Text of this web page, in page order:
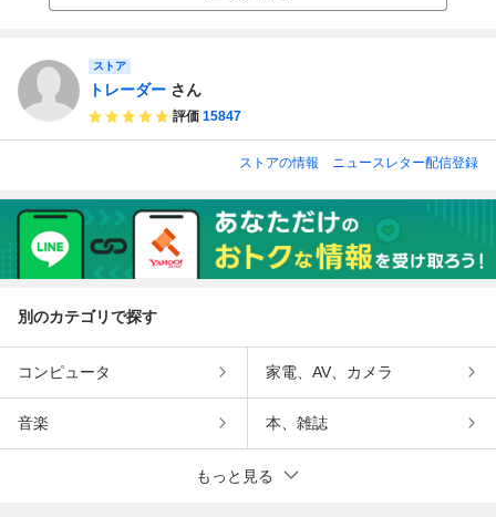
ストア
トレーダー さん
評価 15847
ストアの情報 ニュースレター配信登録
別のカテゴリで探す
コンピュータ 家電、AV、カメラ
音楽 本、雑誌
もっと見る